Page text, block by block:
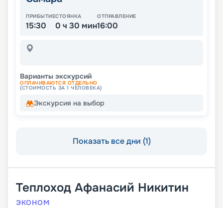
ПРИБЫТИЕ
15:30
СТОЯНКА
0 ч 30 мин
ОТПРАВЛЕНИЕ
16:00
Варианты экскурсий
ОПЛАЧИВАЮТСЯ ОТДЕЛЬНО
(СТОИМОСТЬ ЗА 1 ЧЕЛОВЕКА)
Экскурсия на выбор
Показать все дни (1)
Теплоход Афанасий Никитин
ЭКОНОМ